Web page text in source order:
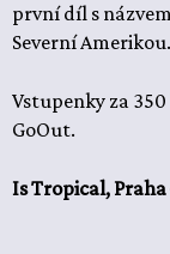
první díl s
Severní Amerikou.
Vstupenky za
GoOut.
Is Tropical, Praha